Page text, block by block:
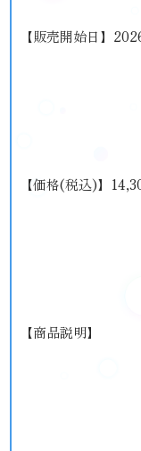
【販売開始日】
【価格(税込)】
【商品説明】